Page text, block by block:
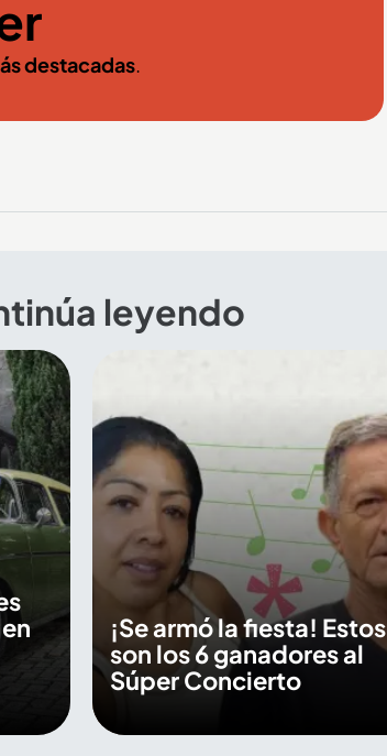
destacadas.
leyendo
¡Se armó la fiesta! Estos
son los 6 ganadores al
Súper Concierto